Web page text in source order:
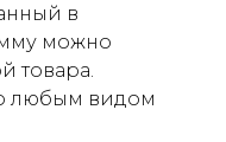
в
можно
товара.
любым видом